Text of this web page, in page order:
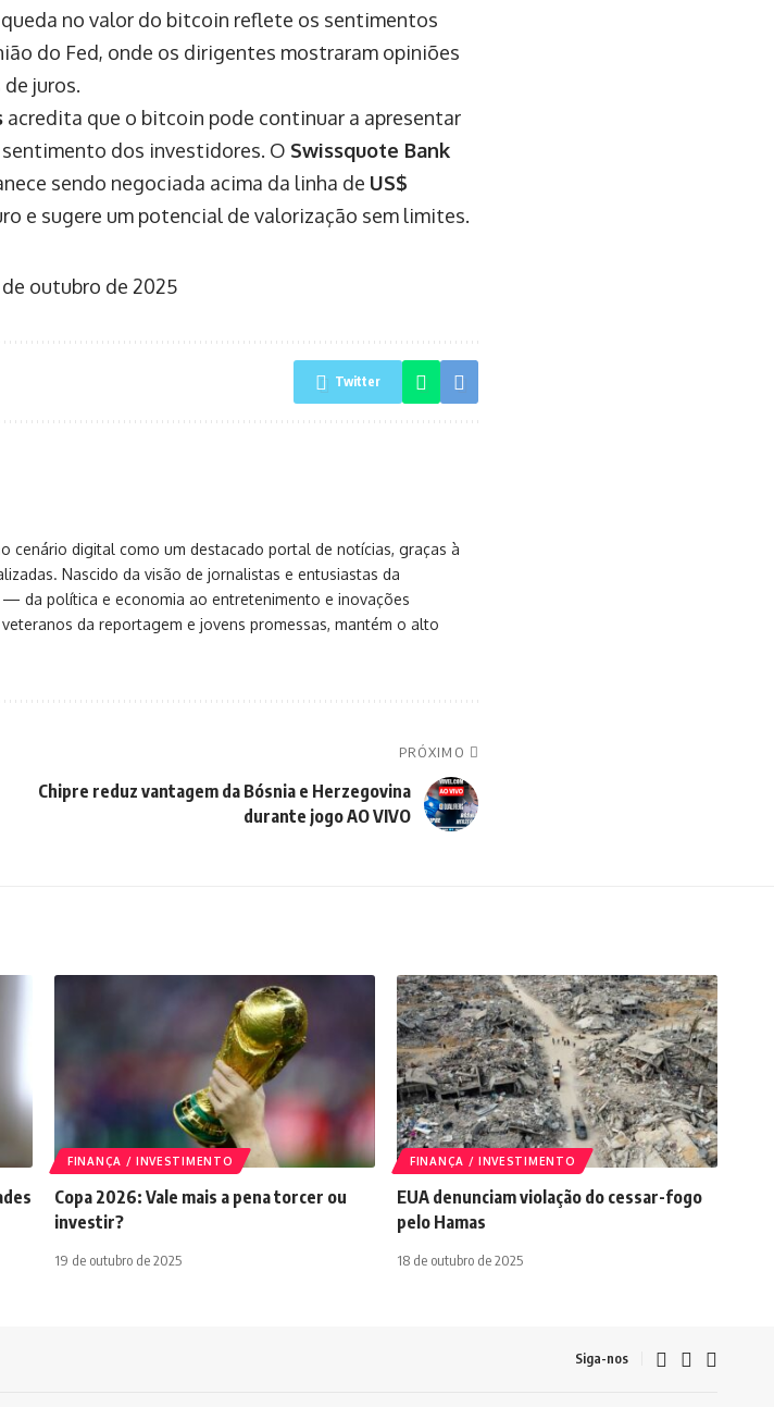
queda no valor do bitcoin reflete os sentimentos
do Fed, onde os dirigentes mostraram opiniões
juros.
acredita que o bitcoin pode continuar a apresentar
dos investidores. O Swissquote Bank
sendo negociada acima da linha de US$
e sugere um potencial de valorização sem limites.
outubro de 2025
Twitter
cenário digital como um destacado portal de notícias, graças à
Nascido da visão de jornalistas e entusiastas da
da política e economia ao entretenimento e inovações
da reportagem e jovens promessas, mantém o alto
PRÓXIMO
Chipre reduz vantagem da Bósnia e Herzegovina
durante jogo AO VIVO
FINANÇA / INVESTIMENTO
Copa 2026: Vale mais a pena torcer ou
investir?
19 de outubro de 2025
FINANÇA / INVESTIMENTO
EUA denunciam violação do cessar-fogo
pelo Hamas
18 de outubro de 2025
Siga-nos